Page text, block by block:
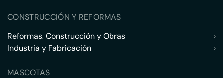
CONSTRUCCIÓN Y REFORMAS
Reformas, Construcción y Obras
›
Industria y Fabricación
›
MASCOTAS